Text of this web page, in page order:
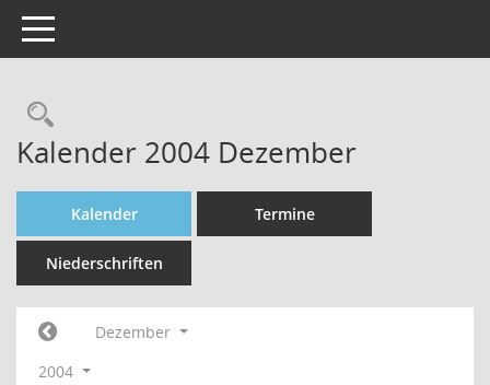
Toggle navigation
Rechercheauswahl
Kalender 2004 Dezember
Kalender Termine
Niederschriften
Dezember
2004